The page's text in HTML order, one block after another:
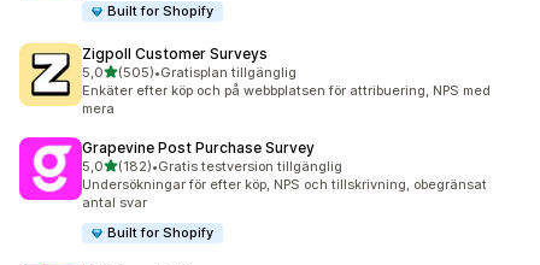
Built for Shopify
Zigpoll Customer Surveys
5,0av 5 stjärnor
(505)
505 recensioner totalt
•Gratisplan tillgänglig
Enkäter efter köp och på webbplatsen för attribuering, NPS med
mera
Grapevine Post Purchase Survey
5,0av 5 stjärnor
(182)
182 recensioner totalt
•Gratis testversion tillgänglig
Undersökningar för efter köp, NPS och tillskrivning, obegränsat
antal svar
Built for Shopify